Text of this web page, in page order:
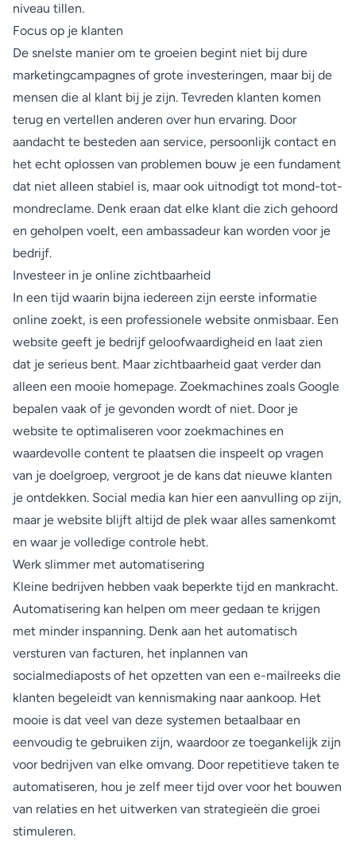
niveau tillen.
Focus op je klanten
De snelste manier om te groeien begint niet bij dure
marketingcampagnes of grote investeringen, maar bij de
mensen die al klant bij je zijn. Tevreden klanten komen
terug en vertellen anderen over hun ervaring. Door
aandacht te besteden aan service, persoonlijk contact en
het echt oplossen van problemen bouw je een fundament
dat niet alleen stabiel is, maar ook uitnodigt tot mond-tot-
mondreclame. Denk eraan dat elke klant die zich gehoord
en geholpen voelt, een ambassadeur kan worden voor je
bedrijf.
Investeer in je online zichtbaarheid
In een tijd waarin bijna iedereen zijn eerste informatie
online zoekt, is een professionele website onmisbaar. Een
website geeft je bedrijf geloofwaardigheid en laat zien
dat je serieus bent. Maar zichtbaarheid gaat verder dan
alleen een mooie homepage. Zoekmachines zoals Google
bepalen vaak of je gevonden wordt of niet. Door je
website te optimaliseren voor zoekmachines en
waardevolle content te plaatsen die inspeelt op vragen
van je doelgroep, vergroot je de kans dat nieuwe klanten
je ontdekken. Social media kan hier een aanvulling op zijn,
maar je website blijft altijd de plek waar alles samenkomt
en waar je volledige controle hebt.
Werk slimmer met automatisering
Kleine bedrijven hebben vaak beperkte tijd en mankracht.
Automatisering kan helpen om meer gedaan te krijgen
met minder inspanning. Denk aan het automatisch
versturen van facturen, het inplannen van
socialmediaposts of het opzetten van een e-mailreeks die
klanten begeleidt van kennismaking naar aankoop. Het
mooie is dat veel van deze systemen betaalbaar en
eenvoudig te gebruiken zijn, waardoor ze toegankelijk zijn
voor bedrijven van elke omvang. Door repetitieve taken te
automatiseren, hou je zelf meer tijd over voor het bouwen
van relaties en het uitwerken van strategieën die groei
stimuleren.